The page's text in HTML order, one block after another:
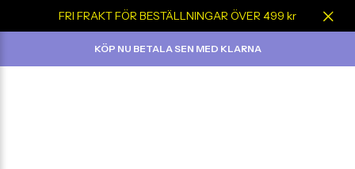
FRI FRAKT FÖR BESTÄLLNINGAR ÖVER 499 kr
KÖP NU BETALA SEN MED KLARNA